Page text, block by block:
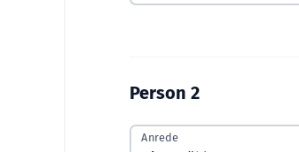
Person 2
Anrede